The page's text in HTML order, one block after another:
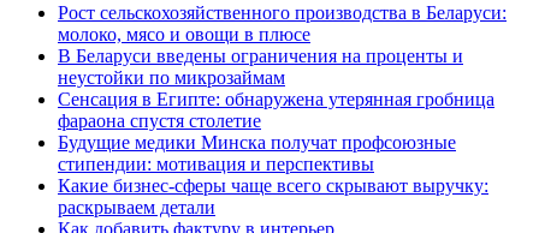
Рост сельскохозяйственного производства в Беларуси:
молоко, мясо и овощи в плюсе
В Беларуси введены ограничения на проценты и
неустойки по микрозаймам
Сенсация в Египте: обнаружена утерянная гробница
фараона спустя столетие
Будущие медики Минска получат профсоюзные
стипендии: мотивация и перспективы
Какие бизнес-сферы чаще всего скрывают выручку:
раскрываем детали
Как добавить фактуру в интерьер